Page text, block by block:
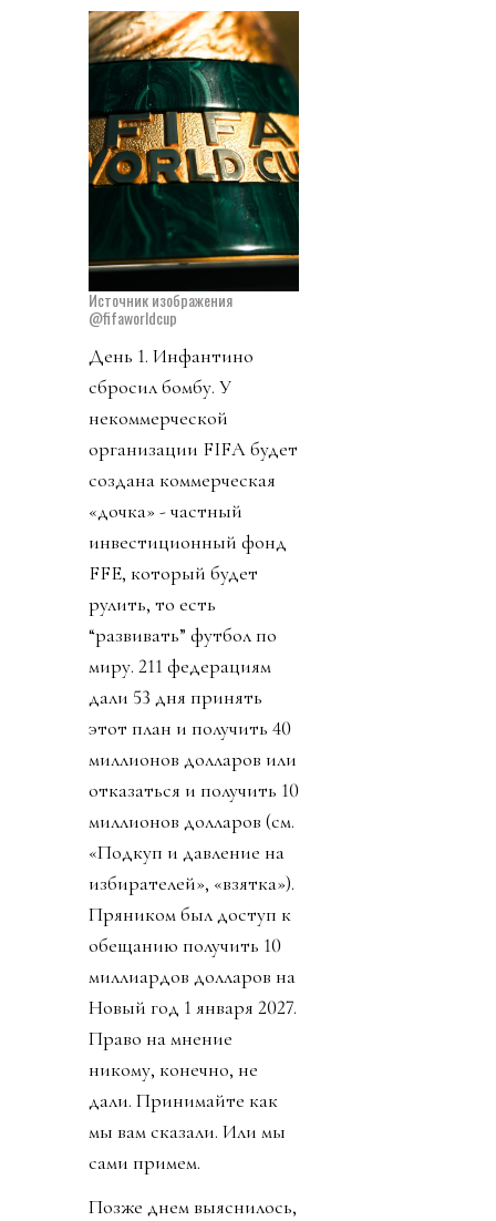
Источник изображения
@fifaworldcup
День 1. Инфантино
сбросил бомбу. У
некоммерческой
организации FIFA будет
создана коммерческая
«дочка» - частный
инвестиционный фонд
FFE, который будет
рулить, то есть
“развивать” футбол по
миру. 211 федерациям
дали 53 дня принять
этот план и получить 40
миллионов долларов или
отказаться и получить 10
миллионов долларов (см.
«Подкуп и давление на
избирателей», «взятка»).
Пряником был доступ к
обещанию получить 10
миллиардов долларов на
Новый год 1 января 2027.
Право на мнение
никому, конечно, не
дали. Принимайте как
мы вам сказали. Или мы
сами примем.
Позже днем выяснилось,